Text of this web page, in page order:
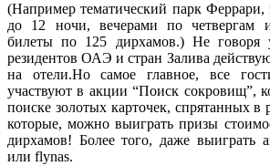
(Например тематический парк
до 12 ночи, вечерами по четвергам
билеты по 125 дирхамов.) Не
резидентов ОАЭ и стран Залива
на отели.Но самое главное, все
участвуют в акции “Поиск сокровищ”,
поиске золотых карточек, спрятанных в
которые, можно выиграть призы
дирхамов! Более того, даже выиграть
или flynas.